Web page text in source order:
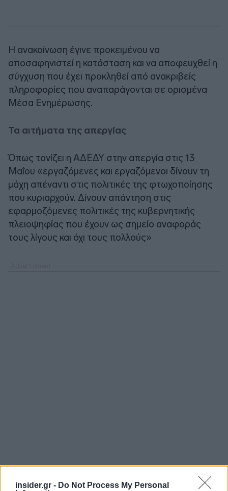
insider.gr - Do Not Process My Personal
Η ανακοίνωση έγινε προκειμένου να
αποσαφηνιστεί η κατάσταση και να αποφευχθεί η
σύγχυση που έχει προκληθεί από ανακριβείς
πληροφορίες που αναπαράγονται σε ορισμένα
Μέσα Ενημέρωσης.
Τα αιτήματα της απεργίας
Όπως τονίζει η ΑΔΕΔΥ στην απεργία στις 13
Μαΐου «εργαζόμενες και εργαζόμενοι δίνουν τη
μάχη απέναντι στις πολιτικές της φτωχοποίησης
που κυριαρχούν. Δίνουν απάντηση στις
εφαρμοζόμενες πολιτικές της κυβερνητικής
πλειοψηφίας που έχουν ως σημείο αναφοράς
τους λίγους και όχι τους πολλούς»